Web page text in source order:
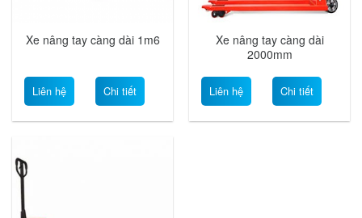
Xe nâng tay càng dài 1m6
Liên hệ Chi tiết
Xe nâng tay càng dài
2000mm
Liên hệ Chi tiết